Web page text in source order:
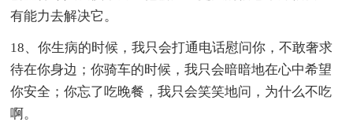
有能力去解决它。
18、你生病的时候，我只会打通电话慰问你，不敢奢求
待在你身边；你骑车的时候，我只会暗暗地在心中希望
你安全；你忘了吃晚餐，我只会笑笑地问，为什么不吃
啊。